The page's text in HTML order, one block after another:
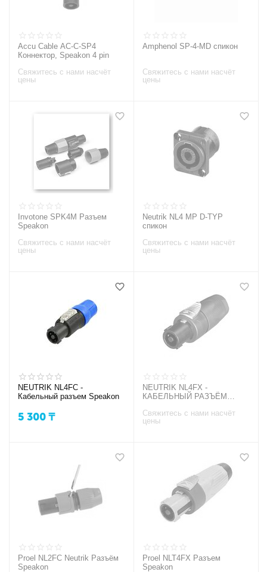
Accu Cable AC-C-SP4
Коннектор, Speakon 4 pin
Свяжитесь с нами насчёт
цены
Amphenol SP-4-MD спикон
Свяжитесь с нами насчёт
цены
Invotone SPK4M Разъем
Speakon
Свяжитесь с нами насчёт
цены
Neutrik NL4 MP D-TYP
спикон
Свяжитесь с нами насчёт
цены
NEUTRIK NL4FC -
Кабельный разъем Speakon
5 300₸
NEUTRIK NL4FX -
КАБЕЛЬНЫЙ РАЗЪЁМ
КОНТАКТНЫЙ
Свяжитесь с нами насчёт
цены
Proel NL2FC Neutrik Разъём
Speakon
Proel NLT4FX Разъем
Speakon